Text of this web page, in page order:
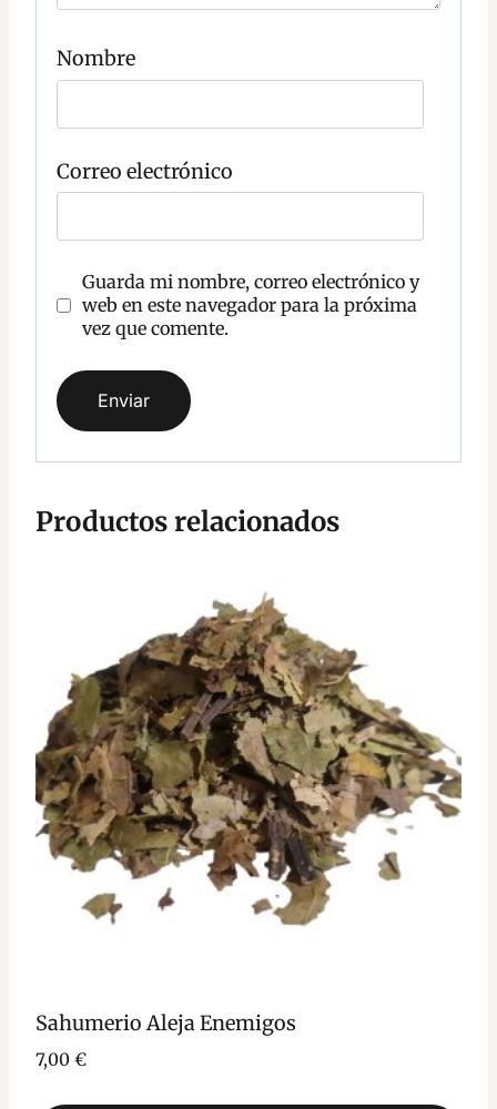
m
e
r
i
o
Nombre
Correo electrónico
Guarda mi nombre, correo electrónico y
web en este navegador para la próxima
vez que comente.
Productos relacionados
Sahumerio Aleja Enemigos
7,00 €